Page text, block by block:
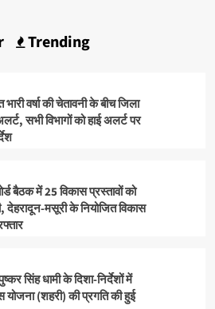
Trending
भारी वर्षा की चेतावनी के बीच जिला
सभी विभागों को हाई अलर्ट पर
बैठक में 25 विकास प्रस्तावों को
देहरादून-मसूरी के नियोजित विकास
सिंह धामी के दिशा-निर्देशों में
योजना (शहरी) की प्रगति की हुई